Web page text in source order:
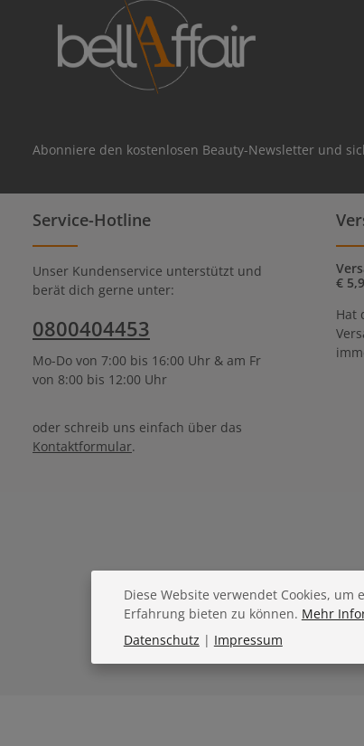
Abonniere den kostenlosen Beauty-Newsletter und
Service-Hotline
Unser Kundenservice unterstützt und
berät dich gerne unter:
0800404453
Mo-Do von 7:00 bis 16:00 Uhr & am Fr
von 8:00 bis 12:00 Uhr
oder schreib uns einfach über das
Kontaktformular.
€
Hat
Diese Website verwendet Cookies, um
Erfahrung bieten zu können. Mehr
Datenschutz | Impressum